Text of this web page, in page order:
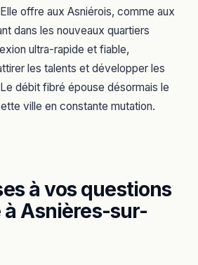
offre aux Asniérois, comme aux
dans les nouveaux quartiers
ultra-rapide et fiable,
les talents et développer les
débit fibré épouse désormais le
ville en constante mutation.
à vos questions
Asnières-sur-